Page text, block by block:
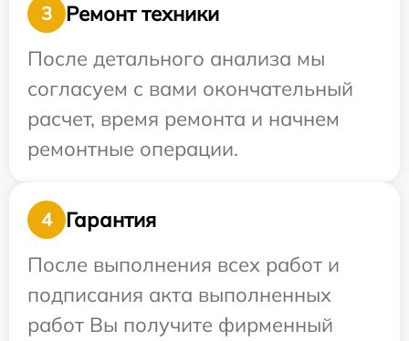
3
Ремонт техники
После детального анализа мы
согласуем с вами окончательный
расчет, время ремонта и начнем
ремонтные операции.
4
Гарантия
После выполнения всех работ и
подписания акта выполненных
работ Вы получите фирменный